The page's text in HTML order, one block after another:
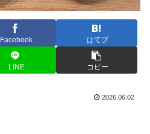
Facebook はてブ
LINE コピー
2026.06.02